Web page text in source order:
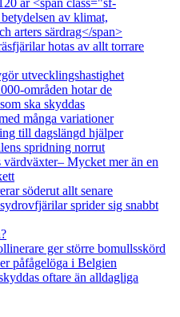
av klimat,
arters särdrag</span>
hotas av allt torrare
utvecklingshastighet
områden hotar de
ska skyddas
många variationer
till dagslängd hjälper
spridning norrut
värdväxter– Mycket mer än en
söderut allt senare
sprider sig snabbt
ger större bomullsskörd
påfågelöga i Belgien
oftare än alldagliga